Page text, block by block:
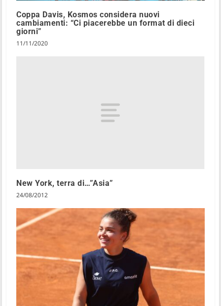
Coppa Davis, Kosmos considera nuovi
cambiamenti: “Ci piacerebbe un format di dieci
giorni”
11/11/2020
New York, terra di…”Asia”
24/08/2012